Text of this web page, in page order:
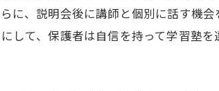
学ぶ成績向上の具体策
の成績向上をサポートする仕組み
に、説明会後に講師と個別に話す機
て、保護者は自信を持って学習塾を